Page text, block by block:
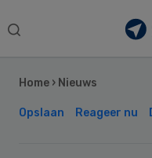
Search
Home › Nieuws
Opslaan Reageer nu
Sidebar